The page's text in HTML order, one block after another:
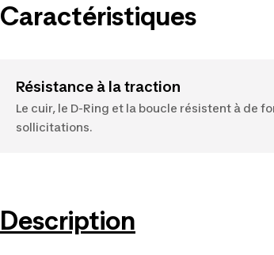
Caractéristiques
Résistance à la traction
Le cuir, le D-Ring et la boucle résistent à de
sollicitations.
Description